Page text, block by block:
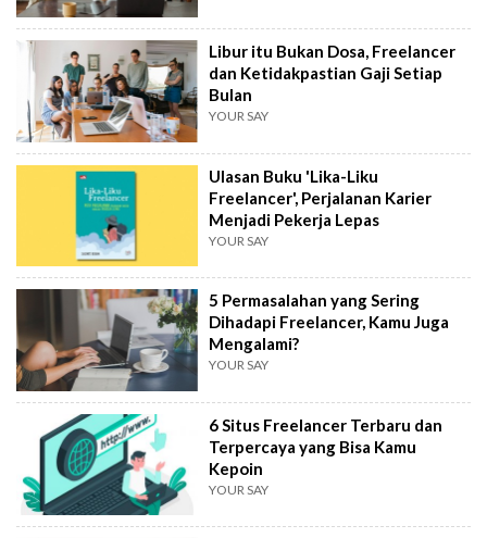
Libur itu Bukan Dosa, Freelancer
dan Ketidakpastian Gaji Setiap
Bulan
YOUR SAY
Ulasan Buku 'Lika-Liku
Freelancer', Perjalanan Karier
Menjadi Pekerja Lepas
YOUR SAY
5 Permasalahan yang Sering
Dihadapi Freelancer, Kamu Juga
Mengalami?
YOUR SAY
6 Situs Freelancer Terbaru dan
Terpercaya yang Bisa Kamu
Kepoin
YOUR SAY